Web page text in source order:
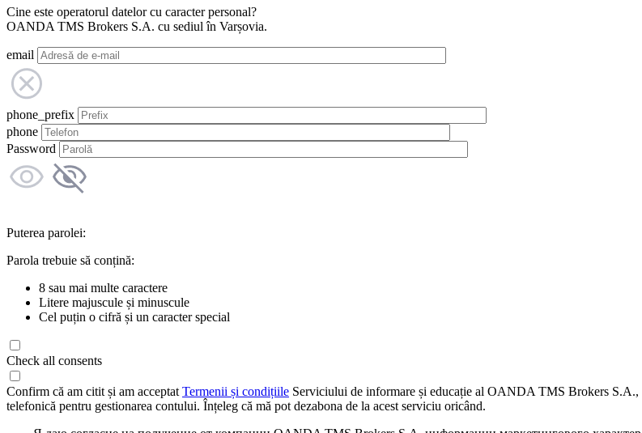
Cine este operatorul datelor cu caracter personal?
OANDA TMS Brokers S.A. cu sediul în Varșovia.
email
phone_prefix
phone
Password
Puterea parolei:
Parola trebuie să conțină:
8 sau mai multe caractere
Litere majuscule și minuscule
Cel puțin o cifră și un caracter special
Check all consents
Confirm că am citit și am acceptat Termenii și condițiile Serviciului de informare și educație al OANDA TMS Brokers S.A.,
telefonică pentru gestionarea contului. Înțeleg că mă pot dezabona de la acest serviciu oricând.